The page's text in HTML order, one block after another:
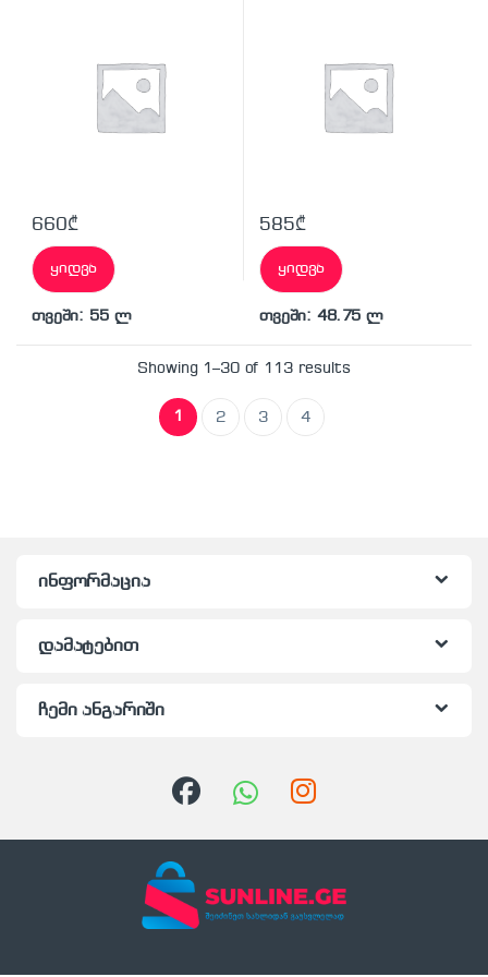
660₾
ყიდვა
თვეში: 55 ლ
585₾
ყიდვა
თვეში: 48.75 ლ
Showing 1–30 of 113 results
1 2 3 4
ინფორმაცია
დამატებით
ჩემი ანგარიში